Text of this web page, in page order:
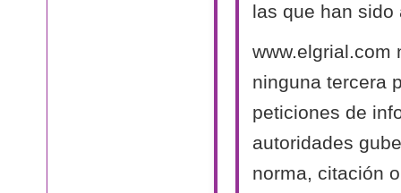
las que han sido
www.elgrial.com
ninguna tercera
peticiones de
autoridades
norma, citación